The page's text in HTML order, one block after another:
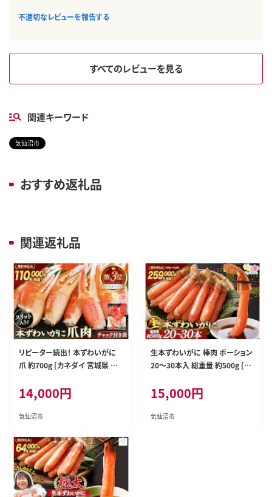
不適切なレビューを報告する
すべてのレビューを見る
関連キーワード
気仙沼市
おすすめ返礼品
関連返礼品
リピーター続出！ 本ずわいがに
爪 約700g [カネダイ 宮城県 気
ずわいがに ズワイガニ ずわい蟹
ズワイ蟹 ずわい ズワイ 蟹 カニ
爪 蟹爪 カニ爪肉 つめ 爪 ボイル
14,000円
気仙沼市
生本ずわいがに 棒肉 ポーション
20～30本入 総重量 約500g [カ
322] むき身 カニ かに 生 ずわい
がに ズワイガニ ずわい蟹 ズワ
イ蟹 蟹 カニ カニ脚 蟹脚 カニ棒
15,000円
気仙沼市